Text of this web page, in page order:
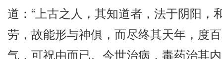
道：“上古之人，其知道者，法于阴阳
劳，故能形与神俱，而尽终其天年，度
气，可祝由而已。今世治病，毒药治其